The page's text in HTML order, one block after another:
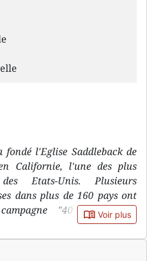
l'Eglise Saddleback de
Californie, l'une des plus
Etats-Unis. Plusieurs
dans plus de 160 pays ont
"40 jours pour
Il a formé environ 350
responsables à travers le
book_open Voir plus